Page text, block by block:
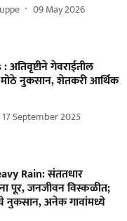
09 May 2026
गेवराईतील
नुकसान, शेतकरी आर्थिक
17 September 2025
Rain: संततधार
पूर, जनजीवन विस्कळीत;
नुकसान, अनेक गावांमध्ये